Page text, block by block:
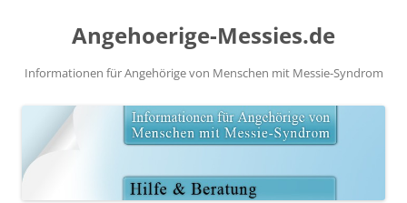
Angehoerige-Messies.de
Informationen für Angehörige von Menschen mit Messie-Syndrom